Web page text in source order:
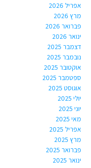
אפריל 2026
מרץ 2026
פברואר 2026
ינואר 2026
דצמבר 2025
נובמבר 2025
אוקטובר 2025
ספטמבר 2025
אוגוסט 2025
יולי 2025
יוני 2025
מאי 2025
אפריל 2025
מרץ 2025
פברואר 2025
ינואר 2025